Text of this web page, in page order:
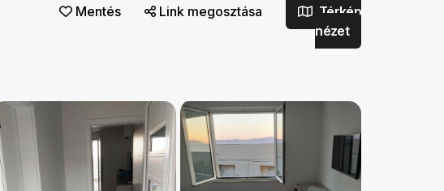
Mentés Link megosztása
Térkép
nézet